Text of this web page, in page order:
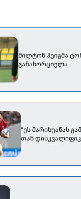
მილტონ ჰეიგმა
განახორციელა
"ეს მარიხუანას
თან